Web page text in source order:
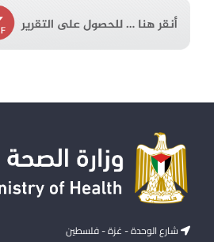
شارع الوحدة - غزة - فلسطين